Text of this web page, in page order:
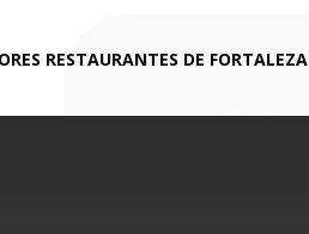
RESTAURANTES DE FORTALEZA